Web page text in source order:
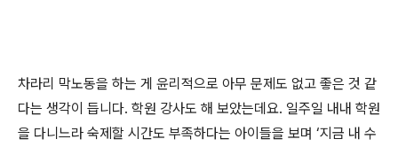
차라리 막노동을 하는 게 윤리적으로 아무 문제도 없고 좋은 것 같
다는 생각이 듭니다. 학원 강사도 해 보았는데요. 일주일 내내 학원
을 다니느라 숙제할 시간도 부족하다는 아이들을 보며 ‘지금 내 수